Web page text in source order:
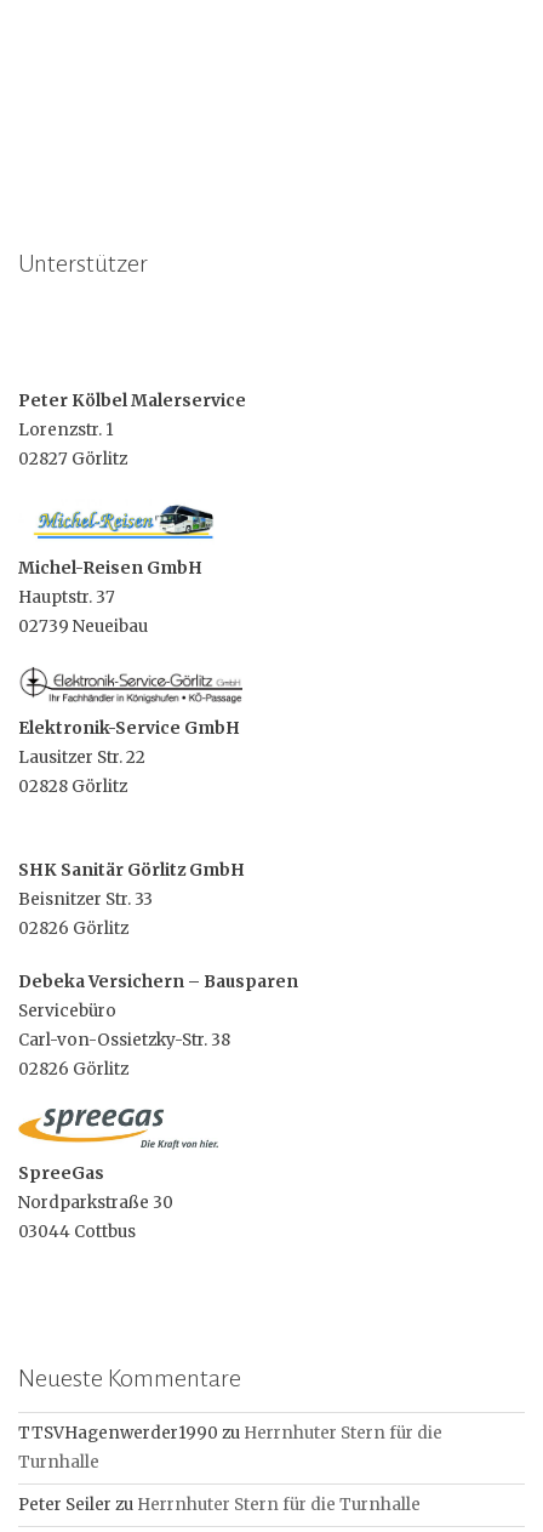
Unterstützer
Peter Kölbel Malerservice
Lorenzstr. 1
02827 Görlitz
Michel-Reisen GmbH
Hauptstr. 37
02739 Neueibau
Elektronik-Service GmbH
Lausitzer Str. 22
02828 Görlitz
SHK Sanitär Görlitz GmbH
Beisnitzer Str. 33
02826 Görlitz
Debeka Versichern – Bausparen
Servicebüro
Carl-von-Ossietzky-Str. 38
02826 Görlitz
SpreeGas
Nordparkstraße 30
03044 Cottbus
Neueste Kommentare
TTSVHagenwerder1990 zu Herrnhuter Stern für die
Turnhalle
Peter Seiler zu Herrnhuter Stern für die Turnhalle